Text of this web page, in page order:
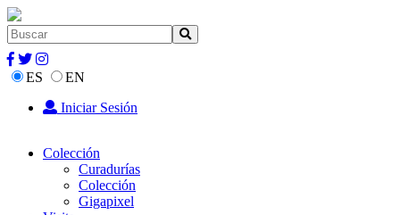
ES
EN
Iniciar Sesión
Colección
Curadurías
Colección
Gigapixel